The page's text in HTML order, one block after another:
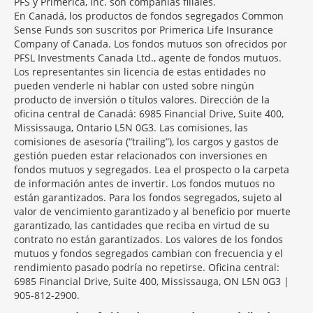
En Canadá, los productos de fondos segregados Common
Sense Funds son suscritos por Primerica Life Insurance
Company of Canada. Los fondos mutuos son ofrecidos por
PFSL Investments Canada Ltd., agente de fondos mutuos.
Los representantes sin licencia de estas entidades no
pueden venderle ni hablar con usted sobre ningún
producto de inversión o títulos valores. Dirección de la
oficina central de Canadá: 6985 Financial Drive, Suite 400,
Mississauga, Ontario L5N 0G3. Las comisiones, las
comisiones de asesoría (“trailing”), los cargos y gastos de
gestión pueden estar relacionados con inversiones en
fondos mutuos y segregados. Lea el prospecto o la carpeta
de información antes de invertir. Los fondos mutuos no
están garantizados. Para los fondos segregados, sujeto al
valor de vencimiento garantizado y al beneficio por muerte
garantizado, las cantidades que reciba en virtud de su
contrato no están garantizados. Los valores de los fondos
mutuos y fondos segregados cambian con frecuencia y el
rendimiento pasado podría no repetirse. Oficina central:
6985 Financial Drive, Suite 400, Mississauga, ON L5N 0G3 |
905-812-2900.